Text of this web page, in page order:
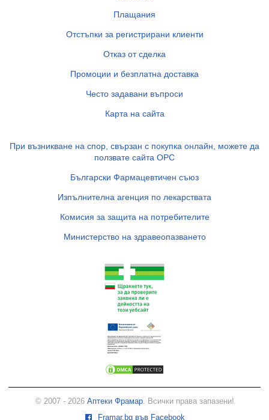
Плащания
Отстъпки за регистрирани клиенти
Отказ от сделка
Промоции и безплатна доставка
Често задавани въпроси
Карта на сайта
При възникване на спор, свързан с покупка онлайн, можете да
ползвате сайта ОРС
Български Фармацевтичен съюз
Изпълнителна агенция по лекарствата
Комисия за защита на потребителите
Министерство на здравеопазването
© 2007 - 2026 Аптеки Фрамар. Всички права запазени!
Framar.bg във Facebook